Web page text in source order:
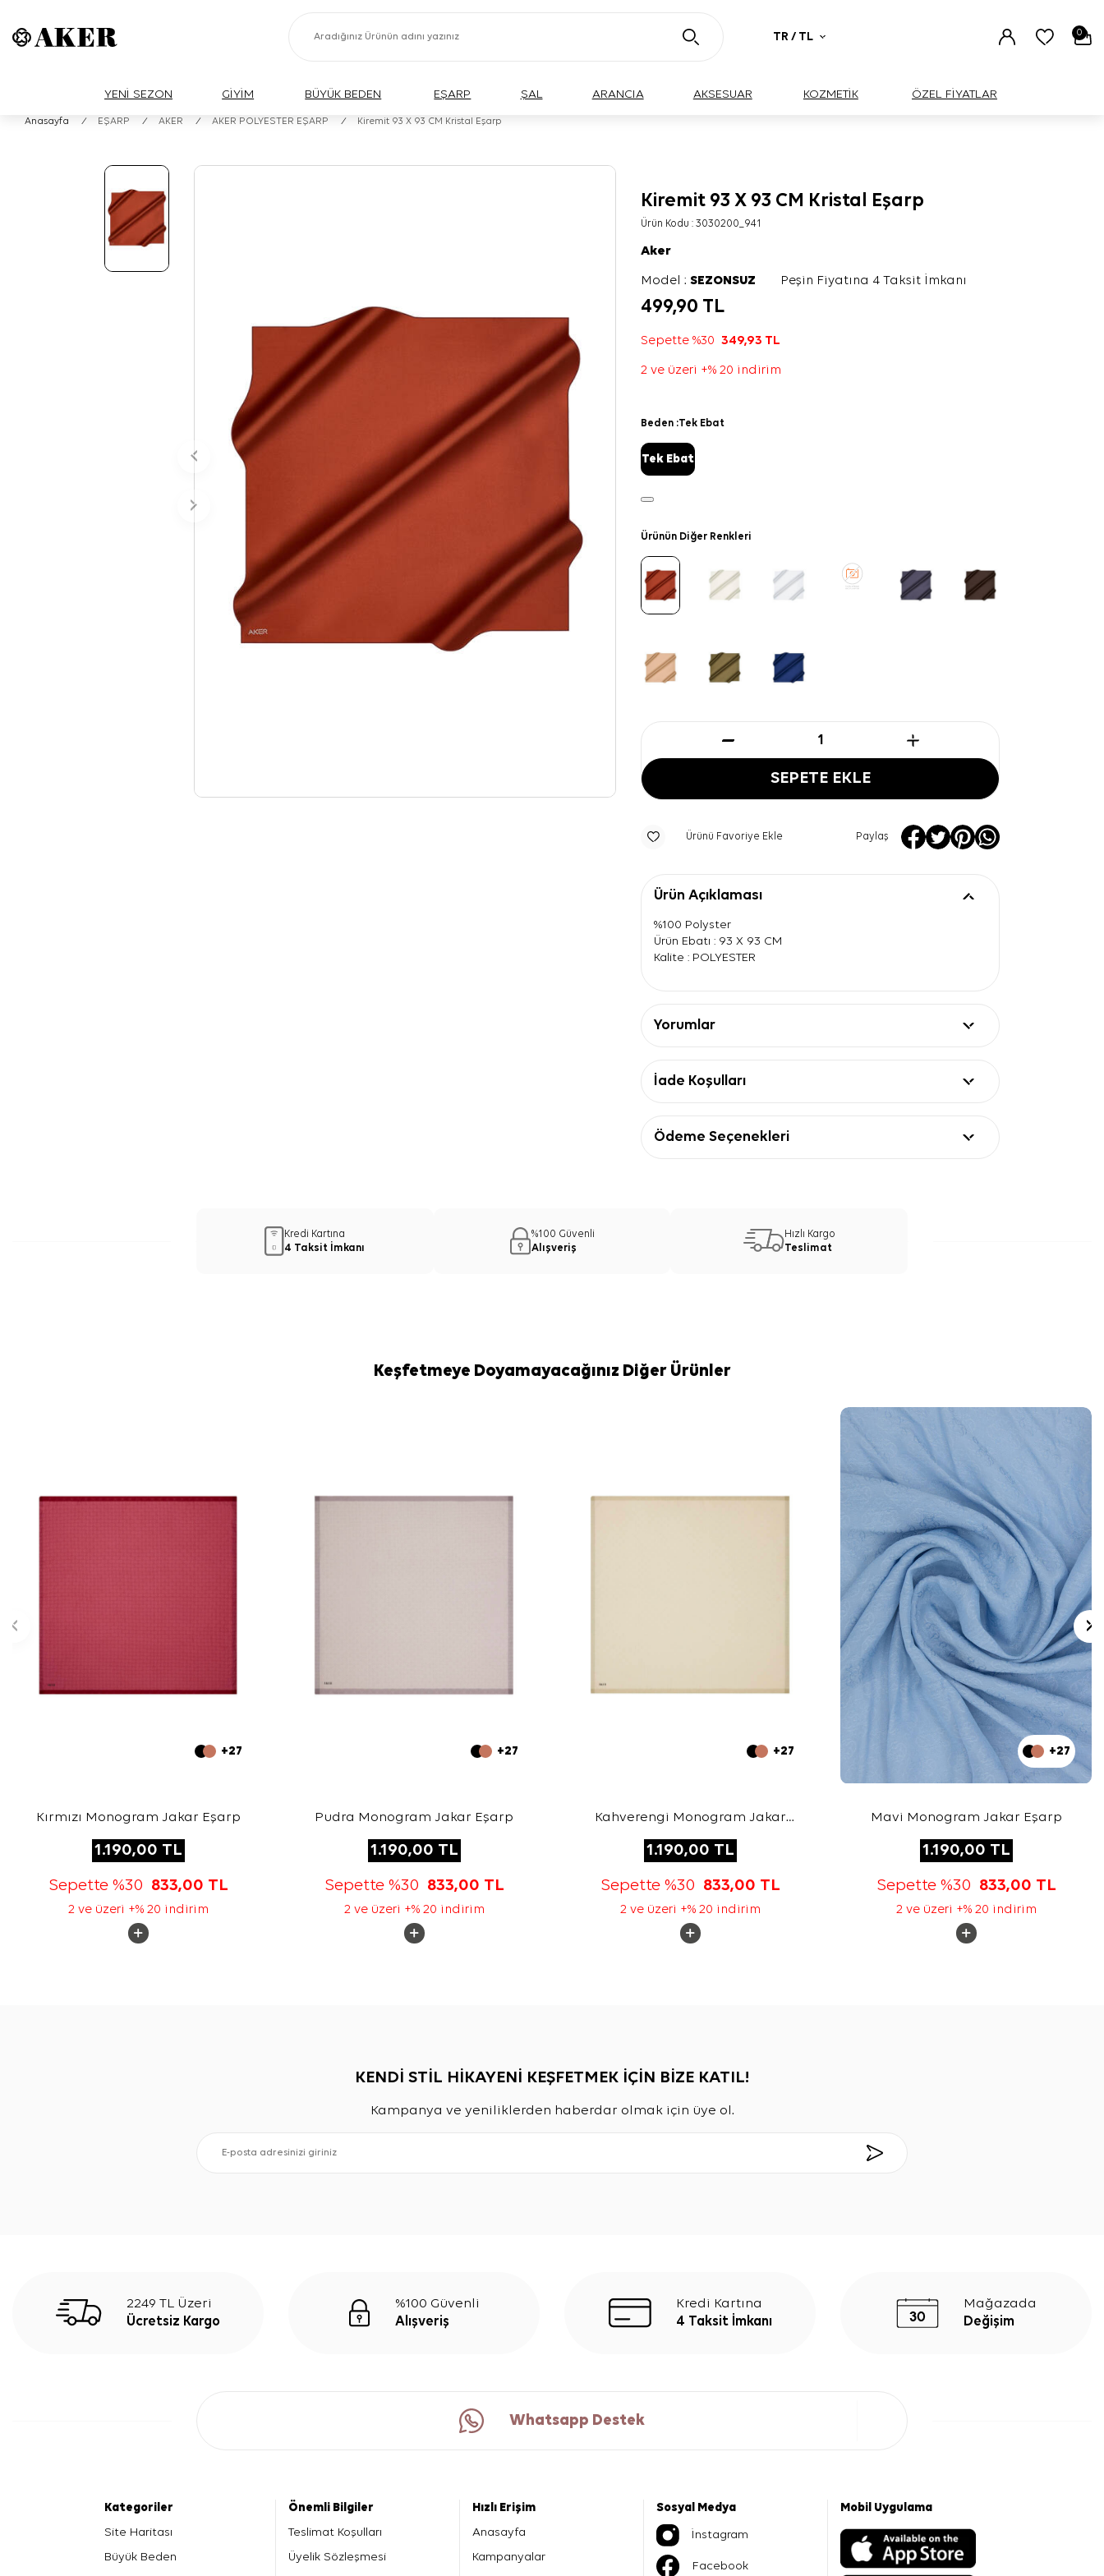
TR / TL 0
YENİ SEZON GİYİM BÜYÜK BEDEN EŞARP ŞAL ARANCIA AKSESUAR KOZMETİK ÖZEL FİYATLAR
Anasayfa / EŞARP / AKER / AKER POLYESTER EŞARP / Kiremit 93 X 93 CM Kristal Eşarp
Kiremit 93 X 93 CM Kristal Eşarp
Ürün Kodu :3030200_941
Aker
Model :SEZONSUZ Peşin Fiyatına 4 Taksit İmkanı
499,90 TL
Sepette %30349,93 TL
2 ve üzeri +% 20 indirim
Beden :Tek Ebat
Tek Ebat
Ürünün Diğer Renkleri
SEPETE EKLE
Ürünü Favoriye Ekle Paylaş
Ürün Açıklaması
%100 Polyster
Ürün Ebatı : 93 X 93 CM
Kalite : POLYESTER
Yorumlar
İade Koşulları
Ödeme Seçenekleri
Kredi Kartına
4 Taksit İmkanı
%100 Güvenli
Alışveriş
Hızlı Kargo
Teslimat
Keşfetmeye Doyamayacağınız Diğer Ürünler
+27
Kırmızı Monogram Jakar Eşarp
1.190,00 TL
Sepette %30 833,00 TL
2 ve üzeri +% 20 indirim
+27
Pudra Monogram Jakar Eşarp
1.190,00 TL
Sepette %30 833,00 TL
2 ve üzeri +% 20 indirim
+27
Kahverengi Monogram Jakar
1.190,00 TL
Sepette %30 833,00 TL
2 ve üzeri +% 20 indirim
+27
Mavi Monogram Jakar Eşarp
1.190,00 TL
Sepette %30 833,00 TL
2 ve üzeri +% 20 indirim
KENDİ STİL HİKAYENİ KEŞFETMEK İÇİN BİZE KATIL!
Kampanya ve yeniliklerden haberdar olmak için üye ol.
2249 TL Üzeri
Ücretsiz Kargo
%100 Güvenli
Alışveriş
Kredi Kartına
4 Taksit İmkanı
Mağazada
Değişim
Whatsapp Destek
Kategoriler
Site Haritası
Büyük Beden
Önemli Bilgiler
Teslimat Koşulları
Üyelik Sözleşmesi
Hızlı Erişim
Anasayfa
Kampanyalar
Sosyal Medya
İnstagram
Facebook
Mobil Uygulama